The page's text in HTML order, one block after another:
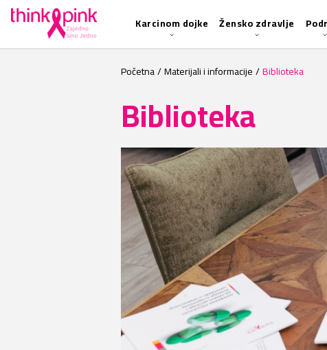
Karcinom dojke Žensko zdravlje
Početna/Materijali i informacije/Biblioteka
Biblioteka